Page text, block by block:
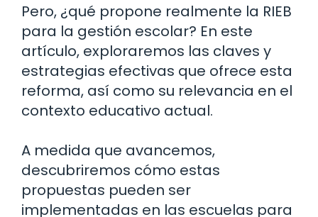
Pero, ¿qué propone realmente la RIEB
para la gestión escolar? En este
artículo, exploraremos las claves y
estrategias efectivas que ofrece esta
reforma, así como su relevancia en el
contexto educativo actual.
A medida que avancemos,
descubriremos cómo estas
propuestas pueden ser
implementadas en las escuelas para